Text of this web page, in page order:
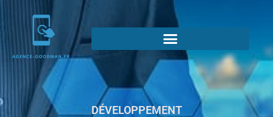
DÉVELOPPEMENT